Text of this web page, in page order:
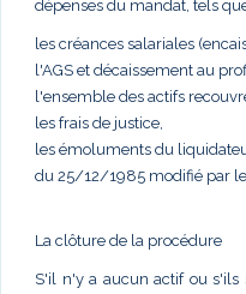
dépenses du mandat, tels
les créances salariales
l'AGS et décaissement au
l'ensemble des actifs
les frais de justice,
les émoluments du
du 25/12/1985 modifié par
La clôture de la procédure
S'il n'y a aucun actif ou s'ils